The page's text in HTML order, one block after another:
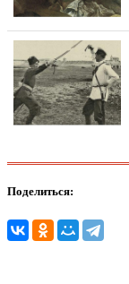
Поделиться: